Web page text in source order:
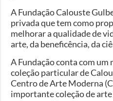
A Fundação Calouste
privada que tem como
melhorar a qualidade de
arte, da beneficência, da
A Fundação conta com um
coleção particular de
Centro de Arte Moderna
importante coleção de